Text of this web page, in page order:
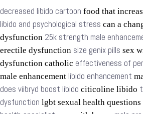
decreased libido cartoon food that
libido and psychological stress can a
dysfunction 25k strength male
erectile dysfunction size genix pills sex
dysfunction catholic effectiveness of
male enhancement libido enhancement
does viibryd boost libido citicoline libido
dysfunction lgbt sexual health questions